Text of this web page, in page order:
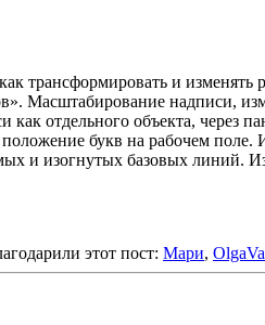
трансформировать и
Масштабирование надписи,
как отдельного объекта, через
букв на рабочем
и изогнутых базовых линий.
этот пост: Мари,